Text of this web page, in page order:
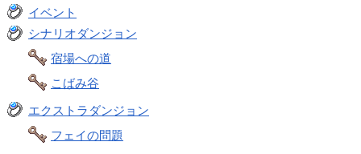
イベント
シナリオダンジョン
宿場への道
こばみ谷
エクストラダンジョン
フェイの問題